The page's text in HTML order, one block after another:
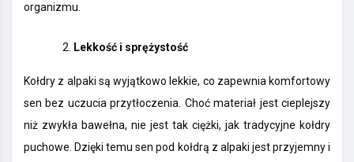
organizmu.
Lekkość i sprężystość
Kołdry z alpaki są wyjątkowo lekkie, co zapewnia komfortowy
sen bez uczucia przytłoczenia. Choć materiał jest cieplejszy
niż zwykła bawełna, nie jest tak ciężki, jak tradycyjne kołdry
puchowe. Dzięki temu sen pod kołdrą z alpaki jest przyjemny i